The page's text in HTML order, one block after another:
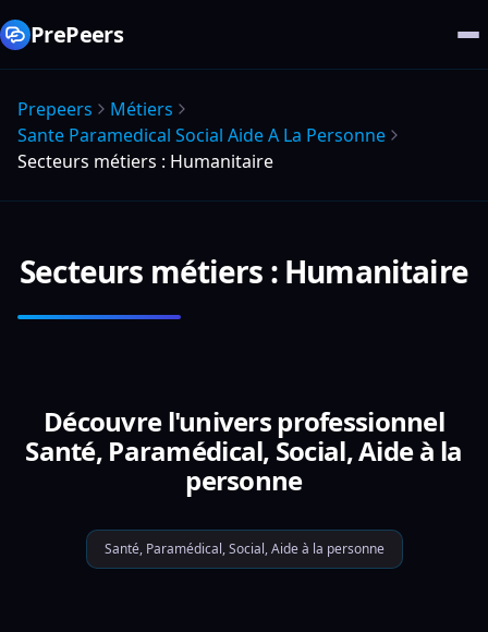
PrePeers
Prepeers
Métiers
Sante Paramedical Social Aide A La Personne
Secteurs métiers : Humanitaire
Secteurs métiers : Humanitaire
Découvre l'univers professionnel
Santé, Paramédical, Social, Aide à la
personne
Santé, Paramédical, Social, Aide à la personne